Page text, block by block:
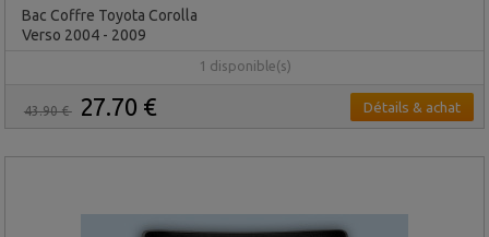
Bac Coffre Toyota Corolla
Verso 2004 - 2009
1 disponible(s)
43.90 € 27.70 € Détails & achat